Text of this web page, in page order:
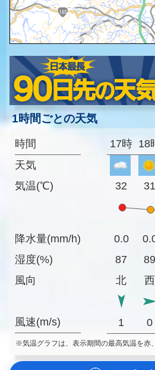
1時間ごとの天気
時間
天気
気温(℃)
降水量(mm/h)
湿度(%)
風向
風速(m/s)
17時 18
32 31
0.0
87
89
北
西
1 0
※気温グラフは、表示期間の最高気温を赤